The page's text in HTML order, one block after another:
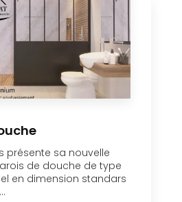
présente sa nouvelle
de douche de type
en dimension standars